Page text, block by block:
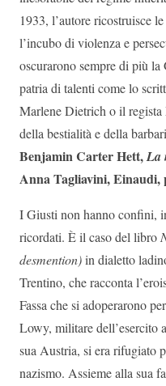
1933, l’autore ricostruisce
l’incubo di violenza e
oscurarono sempre di più
patria di talenti come lo
Marlene Dietrich o il
della bestialità e della
Benjamin Carter Hett,La
Anna Tagliavini, Einaudi,
I Giusti non hanno confini,
ricordati. È il caso del libro
desmention)in dialetto
Trentino, che racconta
Fassa che si adoperarono
Lowy, militare dell’esercito
sua Austria, si era rifugiato
nazismo. Assieme alla sua